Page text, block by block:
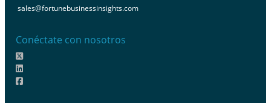
sales@fortunebusinessinsights.com
Conéctate con nosotros